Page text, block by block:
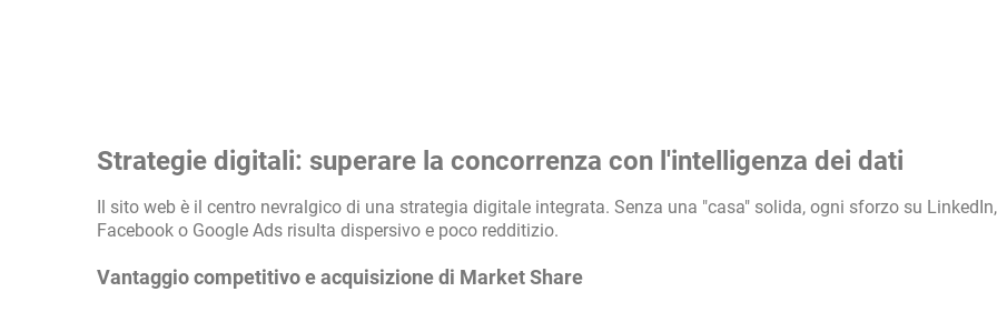
Strategie digitali: superare la concorrenza con l'intelligenza dei dati
Il sito web è il centro nevralgico di una strategia digitale integrata. Senza una "casa" solida, ogni sforzo su LinkedIn,
Facebook o Google Ads risulta dispersivo e poco redditizio.
Vantaggio competitivo e acquisizione di Market Share